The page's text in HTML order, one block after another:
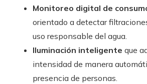
Monitoreo digital de
orientado a detectar
uso responsable del agua.
Iluminación inteligente que
intensidad de manera
presencia de personas.